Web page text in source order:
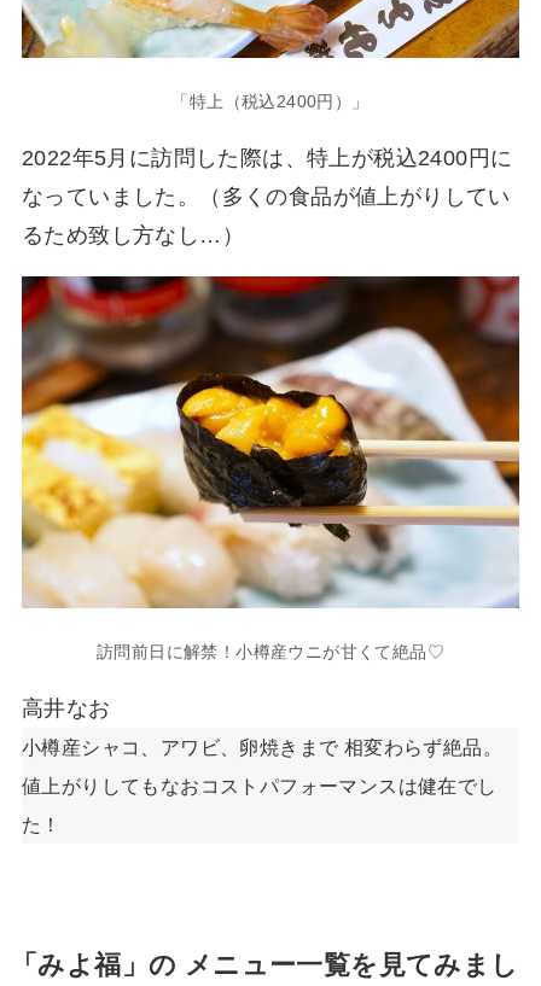
「特上（税込2400円）」
2022年5月に訪問した際は、特上が税込2400円に
なっていました。（多くの食品が値上がりしてい
るため致し方なし…）
訪問前日に解禁！小樽産ウニが甘くて絶品♡
高井なお
小樽産シャコ、アワビ、卵焼きまで 相変わらず絶品。
値上がりしてもなおコストパフォーマンスは健在でし
た！
「みよ福」の メニュー一覧を見てみまし